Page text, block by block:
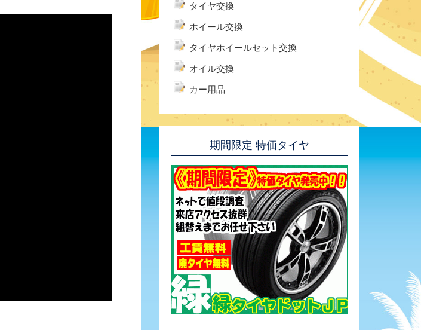
タイヤ交換
ホイール交換
タイヤホイールセット交換
オイル交換
カー用品
期間限定 特価タイヤ